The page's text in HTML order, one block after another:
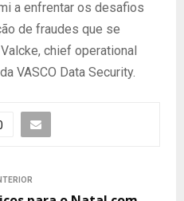
a enfrentar os desafios
de fraudes que se
chief operational
VASCO Data Security.